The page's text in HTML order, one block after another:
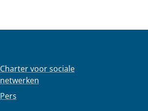
Charter voor sociale
netwerken
Pers